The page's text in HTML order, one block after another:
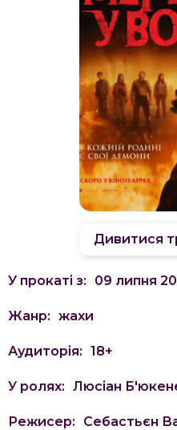
Дивитися
У прокаті з: 09 липня
Жанр: жахи
Аудиторія: 18+
У ролях: Люсіан
Режисер: Себастьєн